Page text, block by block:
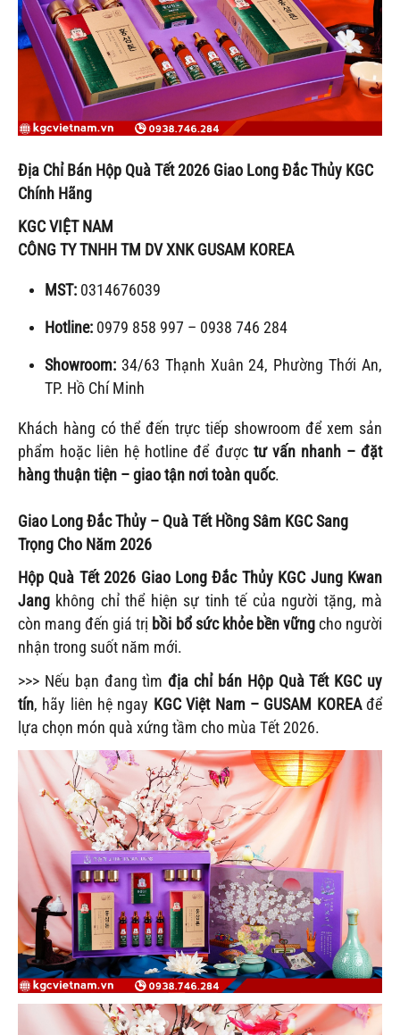
Địa Chỉ Bán Hộp Quà Tết 2026 Giao Long Đắc Thủy KGC
Chính Hãng
KGC VIỆT NAM
CÔNG TY TNHH TM DV XNK GUSAM KOREA
MST: 0314676039
Hotline: 0979 858 997 – 0938 746 284
Showroom: 34/63 Thạnh Xuân 24, Phường Thới An,
TP. Hồ Chí Minh
Khách hàng có thể đến trực tiếp showroom để xem sản
phẩm hoặc liên hệ hotline để được tư vấn nhanh – đặt
hàng thuận tiện – giao tận nơi toàn quốc.
Giao Long Đắc Thủy – Quà Tết Hồng Sâm KGC Sang
Trọng Cho Năm 2026
Hộp Quà Tết 2026 Giao Long Đắc Thủy KGC Jung Kwan
Jang không chỉ thể hiện sự tinh tế của người tặng, mà
còn mang đến giá trị bồi bổ sức khỏe bền vữngcho người
nhận trong suốt năm mới.
>>> Nếu bạn đang tìmđịa chỉ bán Hộp Quà Tết KGC uy
tín, hãy liên hệ ngay KGC Việt Nam – GUSAM KOREAđể
lựa chọn món quà xứng tầm cho mùa Tết 2026.